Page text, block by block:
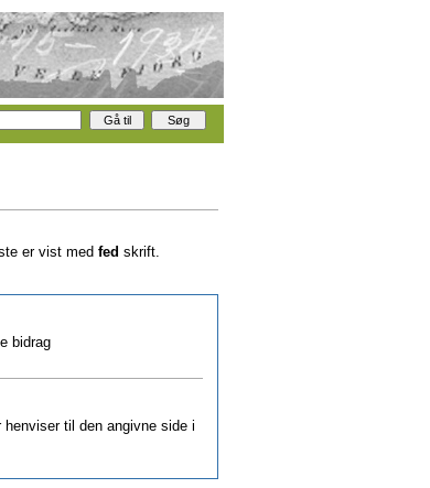
er vist med fed skrift.
bidrag
til den angivne side i